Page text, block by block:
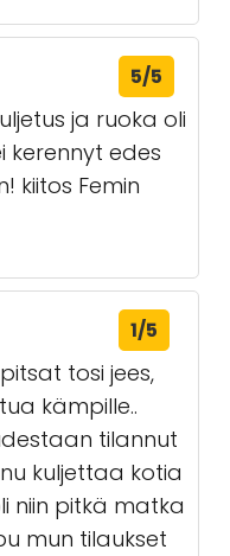
5/5
ja ruoka oli
kerennyt edes
kiitos Femin
1/5
tosi jees,
kämpille..
tilannut
kuljettaa kotia
niin pitkä matka
mun tilaukset